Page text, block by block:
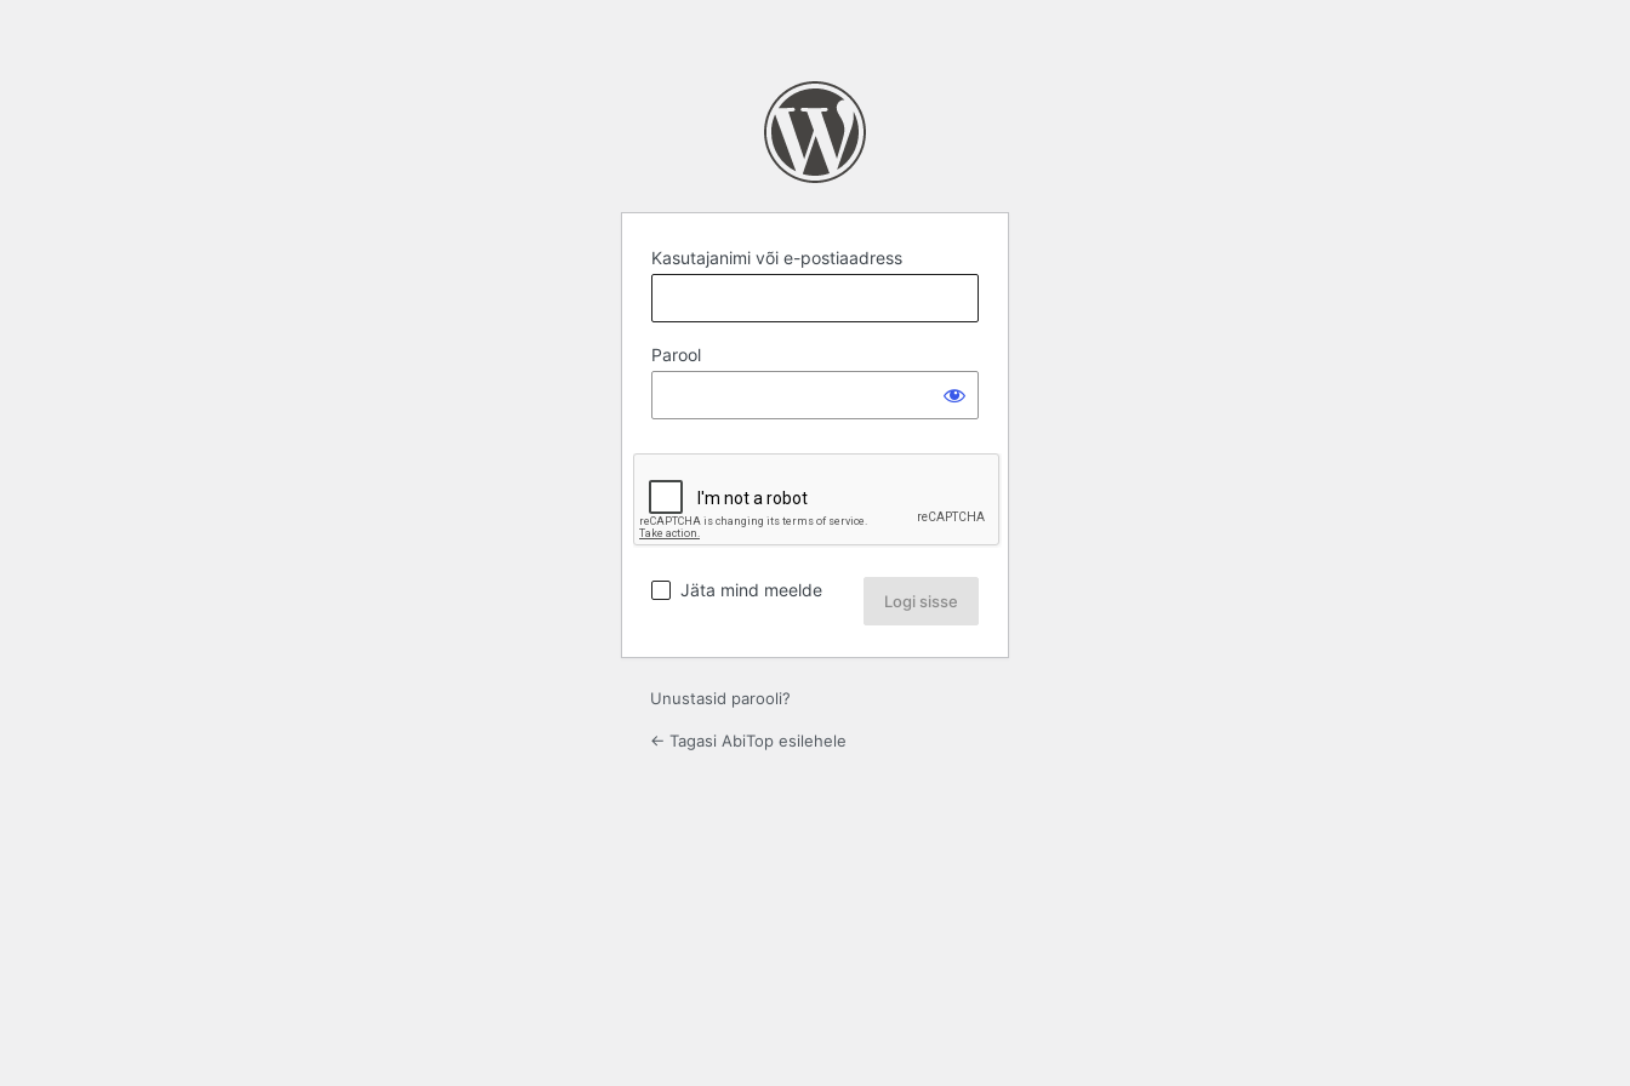
Kasutajanimi või e-postiaadress
Parool
Jäta mind meelde
Unustasid parooli?
← Tagasi AbiTop esilehele